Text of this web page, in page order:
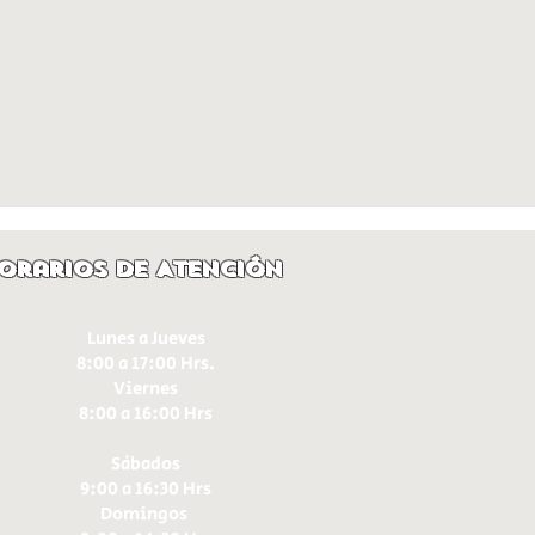
de Atención
Lunes a Jueves
8:00 a 17:00 Hrs.
Viernes
8:00 a 16:00 Hrs​
Sábados
9:00 a 16:30 Hrs
Domingos